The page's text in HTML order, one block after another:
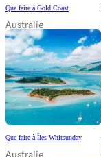
Que faire à Gold Coast
Australie
Que faire à Îles Whitsunday
Australie